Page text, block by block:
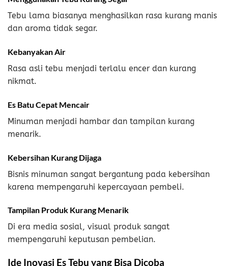
Tebu lama biasanya menghasilkan rasa kurang manis
dan aroma tidak segar.
Kebanyakan Air
Rasa asli tebu menjadi terlalu encer dan kurang
nikmat.
Es Batu Cepat Mencair
Minuman menjadi hambar dan tampilan kurang
menarik.
Kebersihan Kurang Dijaga
Bisnis minuman sangat bergantung pada kebersihan
karena mempengaruhi kepercayaan pembeli.
Tampilan Produk Kurang Menarik
Di era media sosial, visual produk sangat
mempengaruhi keputusan pembelian.
Ide Inovasi Es Tebu yang Bisa Dicoba